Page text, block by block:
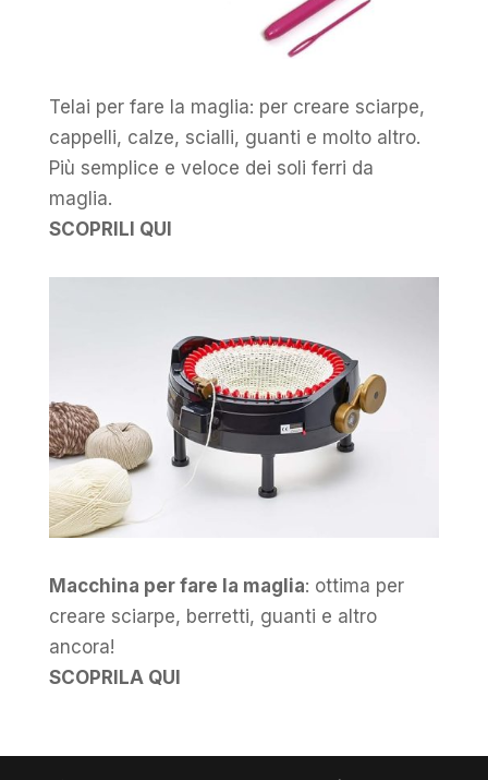
Telai per fare la maglia: per creare sciarpe,
cappelli, calze, scialli, guanti e molto altro.
Più semplice e veloce dei soli ferri da
maglia.
SCOPRILI QUI
Macchina per fare la maglia: ottima per
creare sciarpe, berretti, guanti e altro
ancora!
SCOPRILA QUI